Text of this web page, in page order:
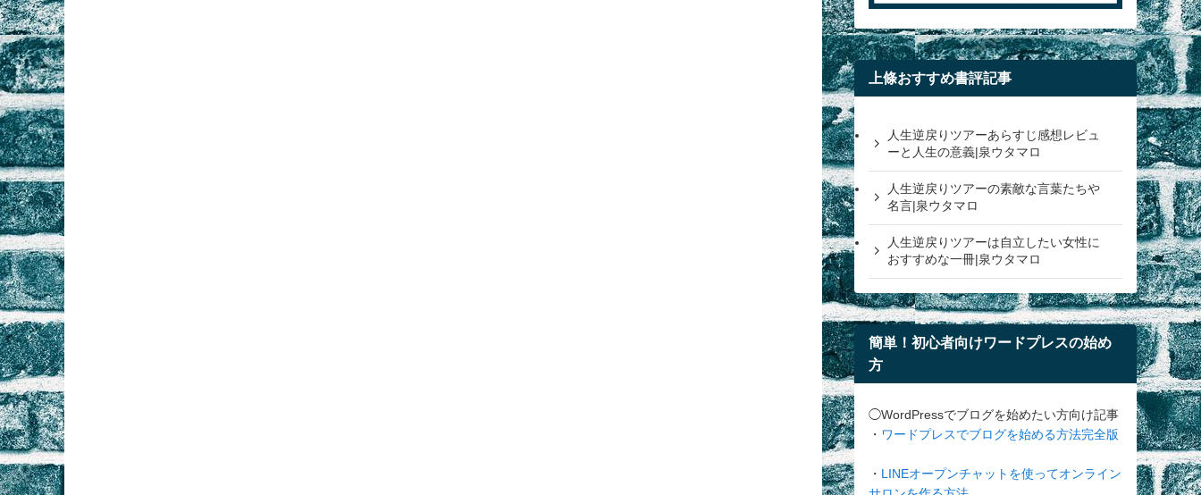
上條おすすめ書評記事
人生逆戻りツアーあらすじ感想レビュ
ーと人生の意義|泉ウタマロ
人生逆戻りツアーの素敵な言葉たちや
名言|泉ウタマロ
人生逆戻りツアーは自立したい女性に
おすすめな一冊|泉ウタマロ
簡単！初心者向けワードプレスの始め
方
◯WordPressでブログを始めたい方向け記事
・ ワードプレスでブログを始める方法完全版
・ LINEオープンチャットを使ってオンライン